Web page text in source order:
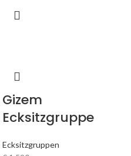
Gizem
Ecksitzgruppe
Ecksitzgruppen